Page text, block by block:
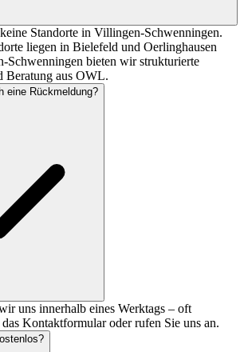
Standorte in Villingen-Schwenningen.
liegen in Bielefeld und Oerlinghausen
bieten wir strukturierte
Beratung aus OWL.
eine Rückmeldung?
uns innerhalb eines Werktags – oft
Kontaktformular oder rufen Sie uns an.